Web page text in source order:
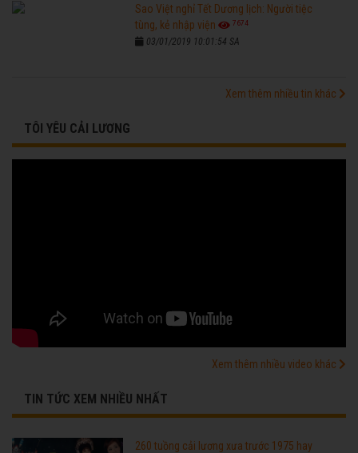
Sao Việt nghỉ Tết Dương lịch: Người tiệc
tùng, kẻ nhập viện
7674
03/01/2019 10:01:54 SA
Xem thêm nhiều tin khác
TÔI YÊU CẢI LƯƠNG
Xem thêm nhiều video khác
TIN TỨC XEM NHIỀU NHẤT
260 tuồng cải lương xưa trước 1975 hay